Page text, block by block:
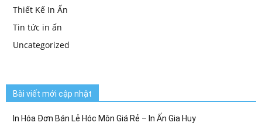
Thiết Kế In Ấn
Tin tức in ấn
Uncategorized
Bài viết mới cập nhật
In Hóa Đơn Bán Lẻ Hóc Môn Giá Rẻ – In Ấn Gia Huy